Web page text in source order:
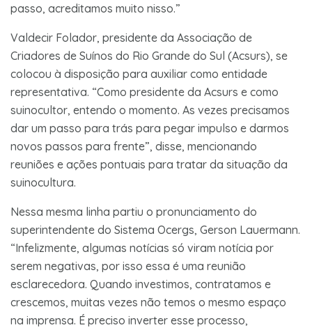
passo, acreditamos muito nisso.”
Valdecir Folador, presidente da Associação de
Criadores de Suínos do Rio Grande do Sul (Acsurs), se
colocou à disposição para auxiliar como entidade
representativa. “Como presidente da Acsurs e como
suinocultor, entendo o momento. As vezes precisamos
dar um passo para trás para pegar impulso e darmos
novos passos para frente”, disse, mencionando
reuniões e ações pontuais para tratar da situação da
suinocultura.
Nessa mesma linha partiu o pronunciamento do
superintendente do Sistema Ocergs, Gerson Lauermann.
“Infelizmente, algumas notícias só viram notícia por
serem negativas, por isso essa é uma reunião
esclarecedora. Quando investimos, contratamos e
crescemos, muitas vezes não temos o mesmo espaço
na imprensa. É preciso inverter esse processo,